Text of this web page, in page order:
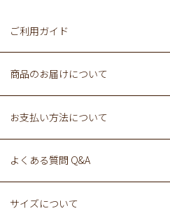
ご利用ガイド
商品のお届けについて
お支払い方法について
よくある質問 Q&A
サイズについて